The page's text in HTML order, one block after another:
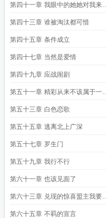
第四十一章 我眼中的她她对我来
中秋节加更1
第四十三章 谁被淘汰都可惜
第四十五章 条件成立
第四十七章 当然是爱情
第四十九章 应战闹剧
第五十一章 精彩从来不该属于一
人
第五十三章 白色恋歌
第五十五章 逃离北上广深
第五十七章 罗生门
第五十九章 我行不行
第六十一章 也该见面了
第六十三章 兑现的惊喜盟主我要
车了了加更
第六十五章 不羁的宣言